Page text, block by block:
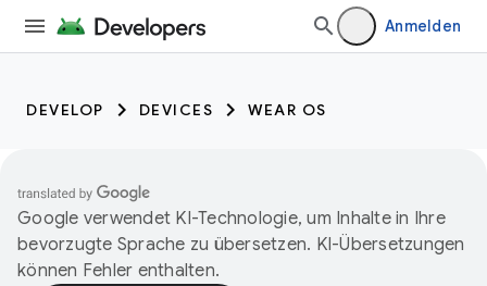
Anmelden
DEVELOP DEVICES WEAR OS
Google verwendet KI-Technologie, um Inhalte in Ihre
bevorzugte Sprache zu übersetzen. KI-Übersetzungen
können Fehler enthalten.